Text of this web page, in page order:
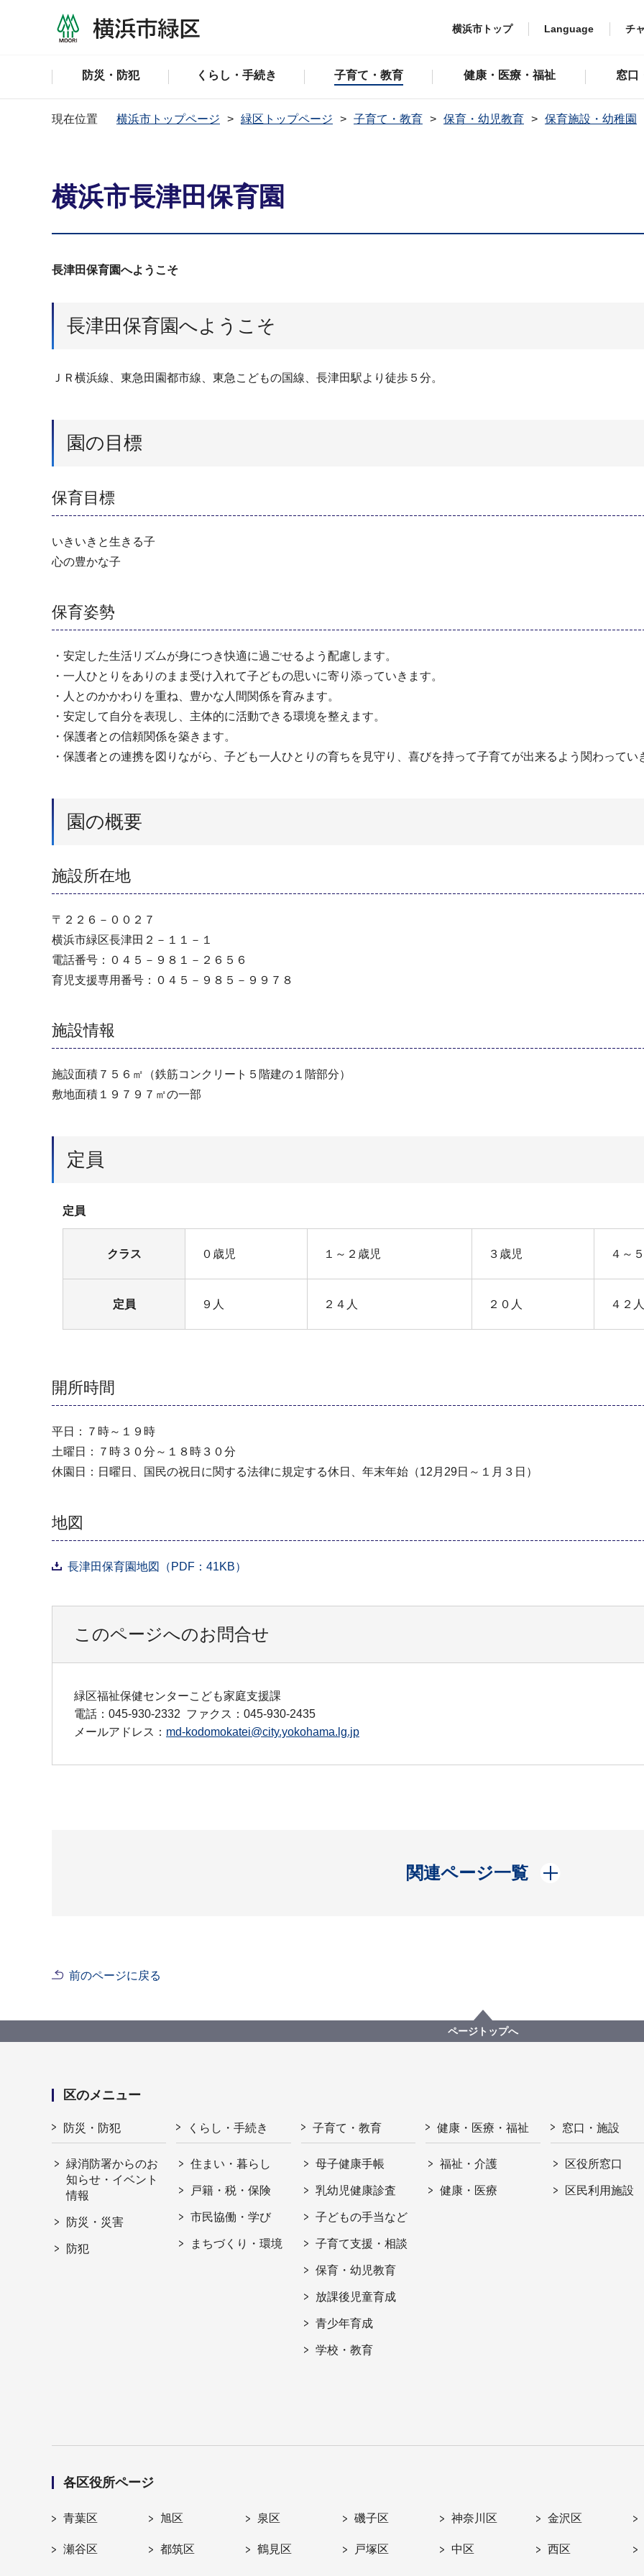
横浜市トップ Language チ
防災・防犯 くらし・手続き 子育て・教育 健康・医療・福祉 窓口
現在位置 横浜市トップページ 緑区トップページ 子育て・教育 保育・幼児教育 保育施設・幼稚園
横浜市長津田保育園
長津田保育園へようこそ
長津田保育園へようこそ
ＪＲ横浜線、東急田園都市線、東急こどもの国線、長津田駅より徒歩５分。
園の目標
保育目標
いきいきと生きる子
心の豊かな子
保育姿勢
・安定した生活リズムが身につき快適に過ごせるよう配慮します。
・一人ひとりをありのまま受け入れて子どもの思いに寄り添っていきます。
・人とのかかわりを重ね、豊かな人間関係を育みます。
・安定して自分を表現し、主体的に活動できる環境を整えます。
・保護者との信頼関係を築きます。
・保護者との連携を図りながら、子ども一人ひとりの育ちを見守り、喜びを持って子育てが出来るよう関わってい
園の概要
施設所在地
〒２２６－００２７
横浜市緑区長津田２－１１－１
電話番号：０４５－９８１－２６５６
育児支援専用番号：０４５－９８５－９９７８
施設情報
施設面積７５６㎡（鉄筋コンクリート５階建の１階部分）
敷地面積１９７９７㎡の一部
定員
定員
クラス ０歳児 １～２歳児 ３歳児 ４～
定員 ９人 ２４人 ２０人 ４２人
開所時間
平日：７時～１９時
土曜日：７時３０分～１８時３０分
休園日：日曜日、国民の祝日に関する法律に規定する休日、年末年始（12月29日～１月３日）
地図
長津田保育園地図（PDF：41KB）
このページへのお問合せ
緑区福祉保健センターこども家庭支援課
電話：045-930-2332 ファクス：045-930-2435
メールアドレス： md-kodomokatei@city.yokohama.lg.jp
関連ページ一覧
開く
前のページに戻る
ページトップへ
区のメニュー
防災・防犯
緑消防署からのお
知らせ・イベント
情報
防災・災害
防犯
くらし・手続き
住まい・暮らし
戸籍・税・保険
市民協働・学び
まちづくり・環境
子育て・教育
母子健康手帳
乳幼児健康診査
子どもの手当など
子育て支援・相談
保育・幼児教育
放課後児童育成
青少年育成
学校・教育
健康・医療・福祉
福祉・介護
健康・医療
窓口・施設
区役所窓口
区民利用施設
各区役所ページ
青葉区 旭区 泉区 磯子区 神奈川区 金沢区
瀬谷区 都筑区 鶴見区 戸塚区 中区 西区